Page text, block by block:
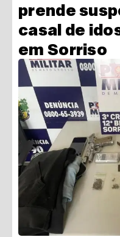
prende
casal de
em Sorriso